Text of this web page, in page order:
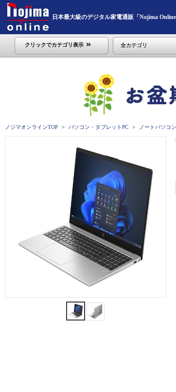
日本最大級のデジタル家電通販「Nojima Online
クリックでカテゴリ表示 全カテゴリ
ノジマオンラインTOP パソコン・タブレットPC ノートパソコ